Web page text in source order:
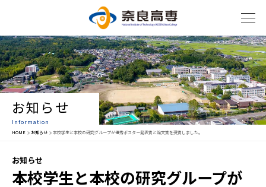
お知らせ
Information
HOME お知らせ 本校学生と本校の研究グループが優秀ポスター発表賞と論文賞を受賞しました。
お知らせ
本校学生と本校の研究グループが